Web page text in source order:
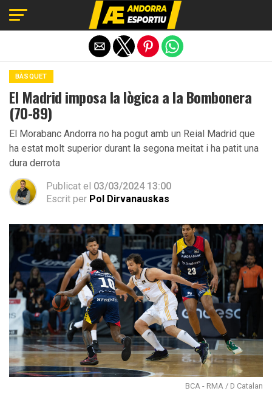
BÀSQUET
El Madrid imposa la lògica a la Bombonera
(70-89)
El Morabanc Andorra no ha pogut amb un Reial Madrid que
ha estat molt superior durant la segona meitat i ha patit una
dura derrota
Publicat el 03/03/2024 13:00
Escrit per Pol Dirvanauskas
BCA - RMA / D Catalan
Exit mobile version